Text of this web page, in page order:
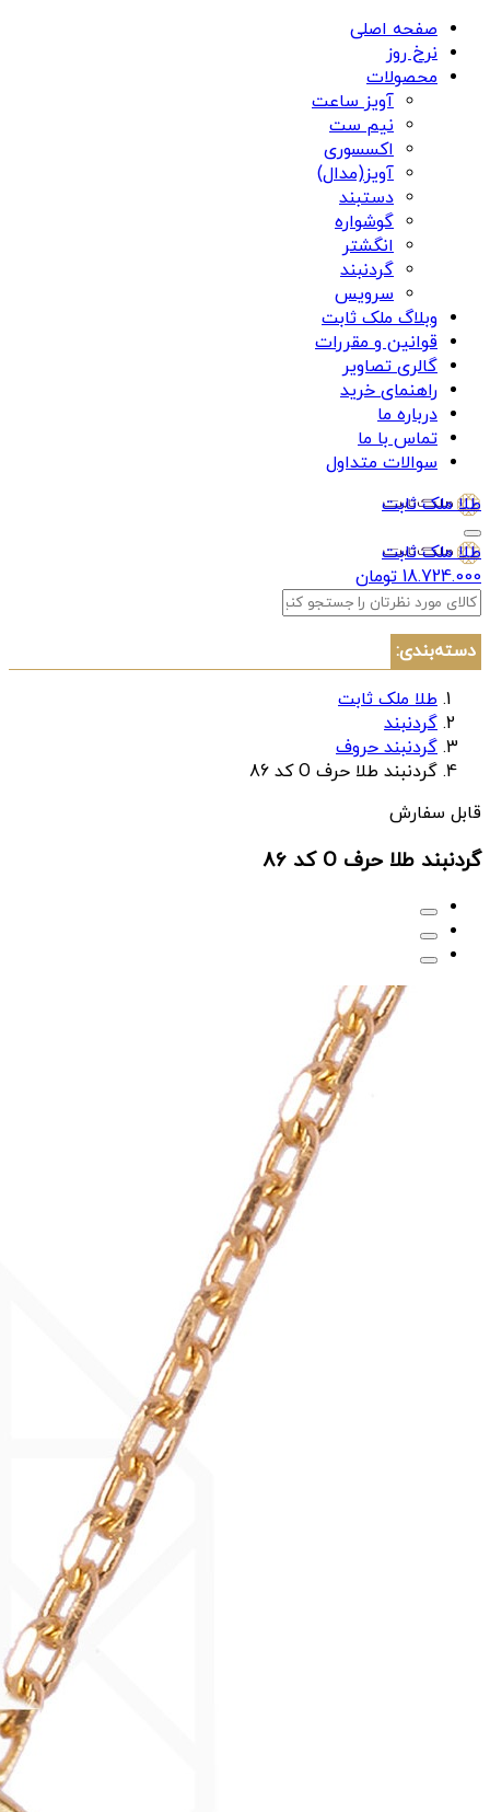
صفحه اصلی
نرخ روز
محصولات
آویز ساعت
نیم ست
اکسسوری
آویز(مدال)
دستبند
گوشواره
انگشتر
گردنبند
سرویس
وبلاگ ملک ثابت
قوانین و مقررات
گالری تصاویر
راهنمای خرید
درباره ما
تماس با ما
سوالات متداول
طلا ملک ثابت
طلا ملک ثابت
18.724.000 تومان
دسته‌بندی:
طلا ملک ثابت
گردنبند
گردنبند حروف
گردنبند طلا حرف O کد 86
قابل سفارش
گردنبند طلا حرف O کد 86